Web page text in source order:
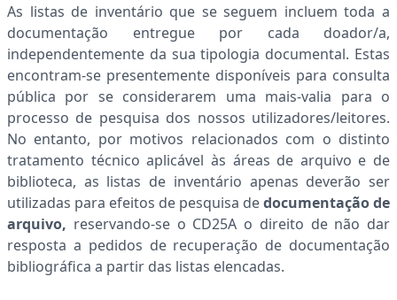
As listas de inventário que se seguem incluem toda a
documentação entregue por cada doador/a,
independentemente da sua tipologia documental. Estas
encontram-se presentemente disponíveis para consulta
pública por se considerarem uma mais-valia para o
processo de pesquisa dos nossos utilizadores/leitores.
No entanto, por motivos relacionados com o distinto
tratamento técnico aplicável às áreas de arquivo e de
biblioteca, as listas de inventário apenas deverão ser
utilizadas para efeitos de pesquisa dedocumentação de
arquivo, reservando-se o CD25A o direito de não dar
resposta a pedidos de recuperação de documentação
bibliográfica a partir das listas elencadas.